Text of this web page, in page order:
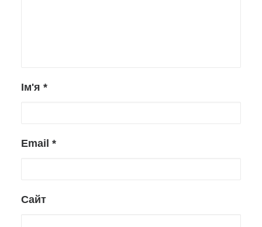
Ім'я *
Email *
Сайт